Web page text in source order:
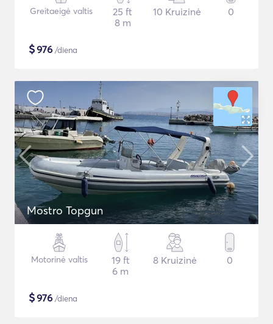
Greitaeigė valtis
25 ft
8 m
10 Kruizinė 0
$976 /diena
Mostro Topgun
Motorinė valtis
19 ft
6 m
8 Kruizinė 0
$976 /diena